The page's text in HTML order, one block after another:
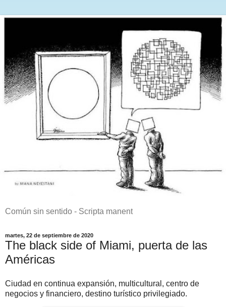
Común sin sentido - Scripta manent
martes, 22 de septiembre de 2020
The black side of Miami, puerta de las
Américas
Ciudad en continua expansión, multicultural, centro de
negocios y financiero, destino turístico privilegiado.